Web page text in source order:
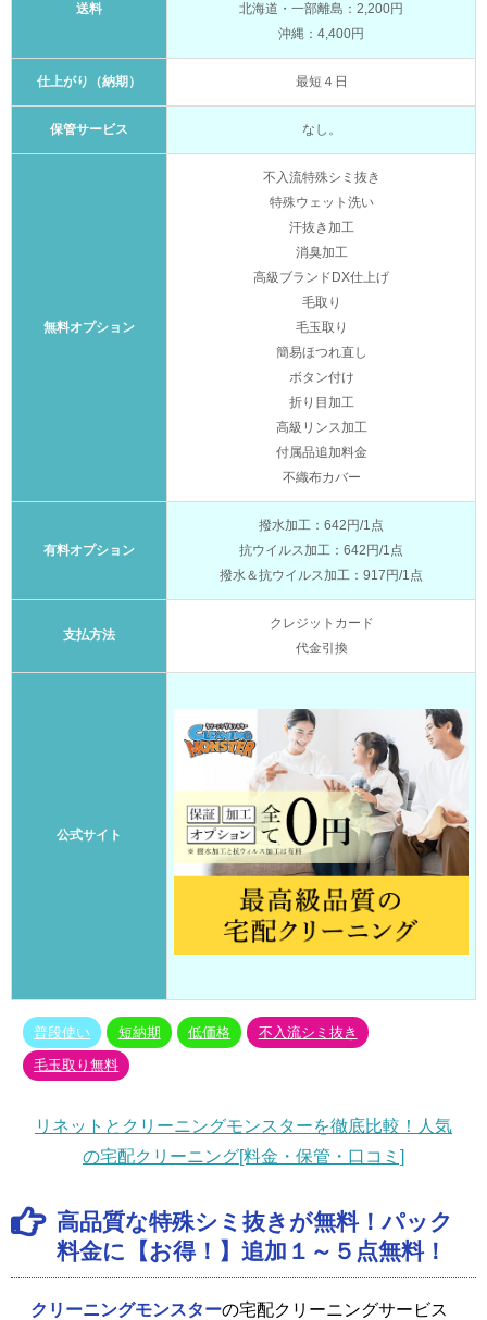
送料
北海道・一部離島：2,200円
沖縄：4,400円
仕上がり（納期） 最短４日
保管サービス なし。
無料オプション
不入流特殊シミ抜き
特殊ウェット洗い
汗抜き加工
消臭加工
高級ブランドDX仕上げ
毛取り
毛玉取り
簡易ほつれ直し
ボタン付け
折り目加工
高級リンス加工
付属品追加料金
不織布カバー
有料オプション
撥水加工：642円/1点
抗ウイルス加工：642円/1点
撥水＆抗ウイルス加工：917円/1点
支払方法
クレジットカード
代金引換
公式サイト
普段使い 短納期 低価格 不入流シミ抜き
毛玉取り無料
リネットとクリーニングモンスターを徹底比較！人気
の宅配クリーニング[料金・保管・口コミ]
高品質な特殊シミ抜きが無料！パック
料金に【お得！】追加１～５点無料！
クリーニングモンスターの宅配クリーニングサービス